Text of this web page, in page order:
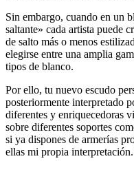
Sin embargo, cuando en un
saltante» cada artista puede
de salto más o menos
elegirse entre una amplia
tipos de blanco.
Por ello, tu nuevo escudo
posteriormente interpretado
diferentes y enriquecedoras
sobre diferentes soportes
si ya dispones de armerías
ellas mi propia interpretación.